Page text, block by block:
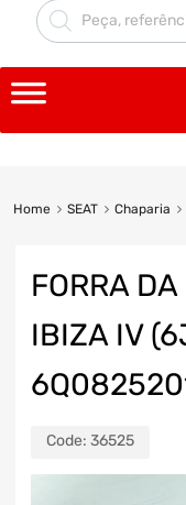
Home SEAT Chaparia
FORRA
IBIZA IV
Code: 36525